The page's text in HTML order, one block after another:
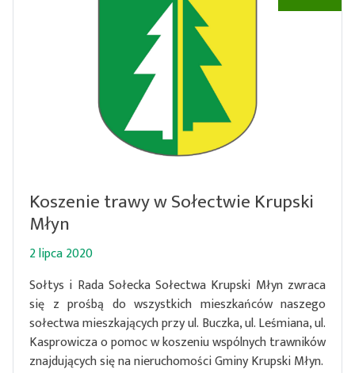
Koszenie trawy w Sołectwie Krupski
Młyn
2 lipca 2020
Sołtys i Rada Sołecka Sołectwa Krupski Młyn zwraca
się z prośbą do wszystkich mieszkańców naszego
sołectwa mieszkających przy ul. Buczka, ul. Leśmiana, ul.
Kasprowicza o pomoc w koszeniu wspólnych trawników
znajdujących się na nieruchomości Gminy Krupski Młyn.